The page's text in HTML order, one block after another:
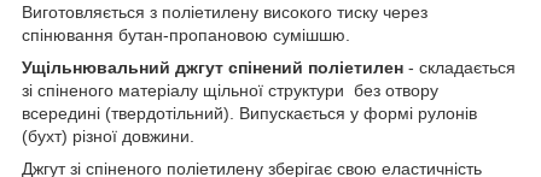
Виготовляється з поліетилену високого тиску через
спінювання бутан-пропановою сумішшю.
Ущільнювальний джгут спінений поліетилен - складається
зі спіненого матеріалу щільної структури без отвору
всередині (твердотільний). Випускається у формі рулонів
(бухт) різної довжини.
Джгут зі спіненого поліетилену зберігає свою еластичність